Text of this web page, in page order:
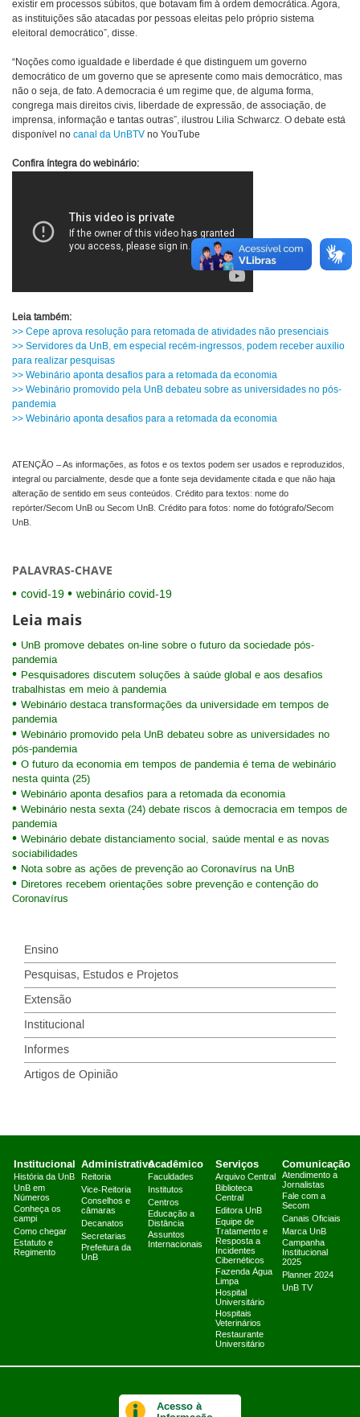
existir em processos súbitos, que botavam fim à ordem democrática. Agora,
as instituições são atacadas por pessoas eleitas pelo próprio sistema
eleitoral democrático”, disse.
“Noções como igualdade e liberdade é que distinguem um governo
democrático de um governo que se apresente como mais democrático, mas
não o seja, de fato. A democracia é um regime que, de alguma forma,
congrega mais direitos civis, liberdade de expressão, de associação, de
imprensa, informação e tantas outras”, ilustrou Lilia Schwarcz. O debate está
disponível no canal da UnBTV no YouTube
Confira íntegra do webinário:
Leia também:
>> Cepe aprova resolução para retomada de atividades não presenciais
>> Servidores da UnB, em especial recém-ingressos, podem receber auxílio
para realizar pesquisas
>> Webinário aponta desafios para a retomada da economia
>> Webinário promovido pela UnB debateu sobre as universidades no pós-
pandemia
>> Webinário aponta desafios para a retomada da economia
ATENÇÃO – As informações, as fotos e os textos podem ser usados e reproduzidos,
integral ou parcialmente, desde que a fonte seja devidamente citada e que não haja
alteração de sentido em seus conteúdos. Crédito para textos: nome do
repórter/Secom UnB ou Secom UnB. Crédito para fotos: nome do fotógrafo/Secom
UnB.
PALAVRAS-CHAVE
covid-19 webinário covid-19
Leia mais
UnB promove debates on-line sobre o futuro da sociedade pós-
pandemia
Pesquisadores discutem soluções à saúde global e aos desafios
trabalhistas em meio à pandemia
Webinário destaca transformações da universidade em tempos de
pandemia
Webinário promovido pela UnB debateu sobre as universidades no
pós-pandemia
O futuro da economia em tempos de pandemia é tema de webinário
nesta quinta (25)
Webinário aponta desafios para a retomada da economia
Webinário nesta sexta (24) debate riscos à democracia em tempos de
pandemia
Webinário debate distanciamento social, saúde mental e as novas
sociabilidades
Nota sobre as ações de prevenção ao Coronavírus na UnB
Diretores recebem orientações sobre prevenção e contenção do
Coronavírus
Ensino
Pesquisas, Estudos e Projetos
Extensão
Institucional
Informes
Artigos de Opinião
Institucional
História da UnB
UnB em
Números
Conheça os
campi
Como chegar
Estatuto e
Regimento
Administrativo
Reitoria
Vice-Reitoria
Conselhos e
câmaras
Decanatos
Secretarias
Prefeitura da
UnB
Acadêmico
Faculdades
Institutos
Centros
Educação a
Distância
Assuntos
Internacionais
Serviços
Arquivo Central
Biblioteca
Central
Editora UnB
Equipe de
Tratamento e
Resposta a
Incidentes
Cibernéticos
Fazenda Água
Limpa
Hospital
Universitário
Hospitais
Veterinários
Restaurante
Universitário
Comunicação
Atendimento a
Jornalistas
Fale com a
Secom
Canais Oficiais
Marca UnB
Campanha
Institucional
2025
Planner 2024
UnB TV
Acesso à